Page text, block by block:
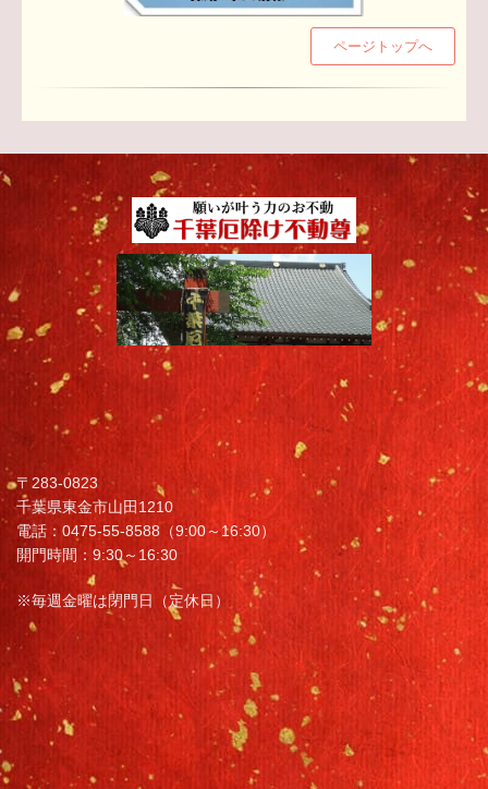
ページトップへ
〒283-0823
千葉県東金市山田1210
電話：0475-55-8588（9:00～16:30）
開門時間：9:30～16:30
※毎週金曜は閉門日（定休日）